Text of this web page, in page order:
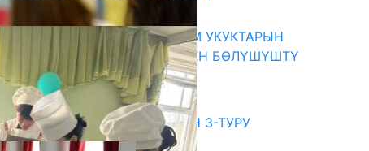
06.08.2026
КЫРГЫЗ ЭКСПЕРТТЕРИ АДАМ УКУКТАРЫН
ОКУТУУ ТАЖРЫЙБАСЫ МЕНЕН БӨЛҮШҮШТҮ
06.08.2026
Абитуриент
ЖОЖДОРГО КАБЫЛ АЛУУНУН 3-ТУРУ
БАШТАЛДЫ